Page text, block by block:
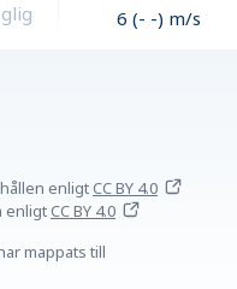
6 (- -) m/s
enligtCC BY 4.0
enligtCC BY 4.0
mappats till